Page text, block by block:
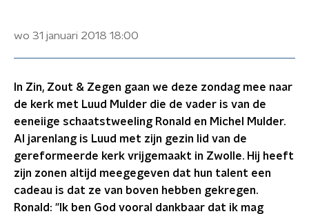
wo 31 januari 2018 18:00
In Zin, Zout & Zegen gaan we deze zondag mee naar
de kerk met Luud Mulder die de vader is van de
eeneiige schaatstweeling Ronald en Michel Mulder.
Al jarenlang is Luud met zijn gezin lid van de
gereformeerde kerk vrijgemaakt in Zwolle. Hij heeft
zijn zonen altijd meegegeven dat hun talent een
cadeau is dat ze van boven hebben gekregen.
Ronald: "Ik ben God vooral dankbaar dat ik mag